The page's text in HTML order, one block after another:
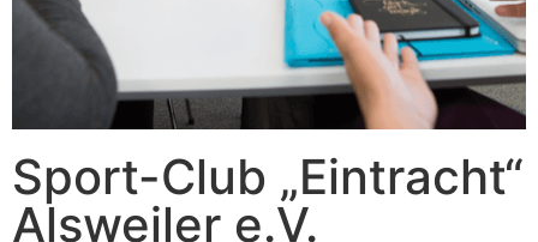
Sport-Club „Eintracht“
Alsweiler e.V.